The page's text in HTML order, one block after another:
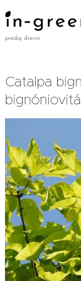
predaj drevín
Catalpa